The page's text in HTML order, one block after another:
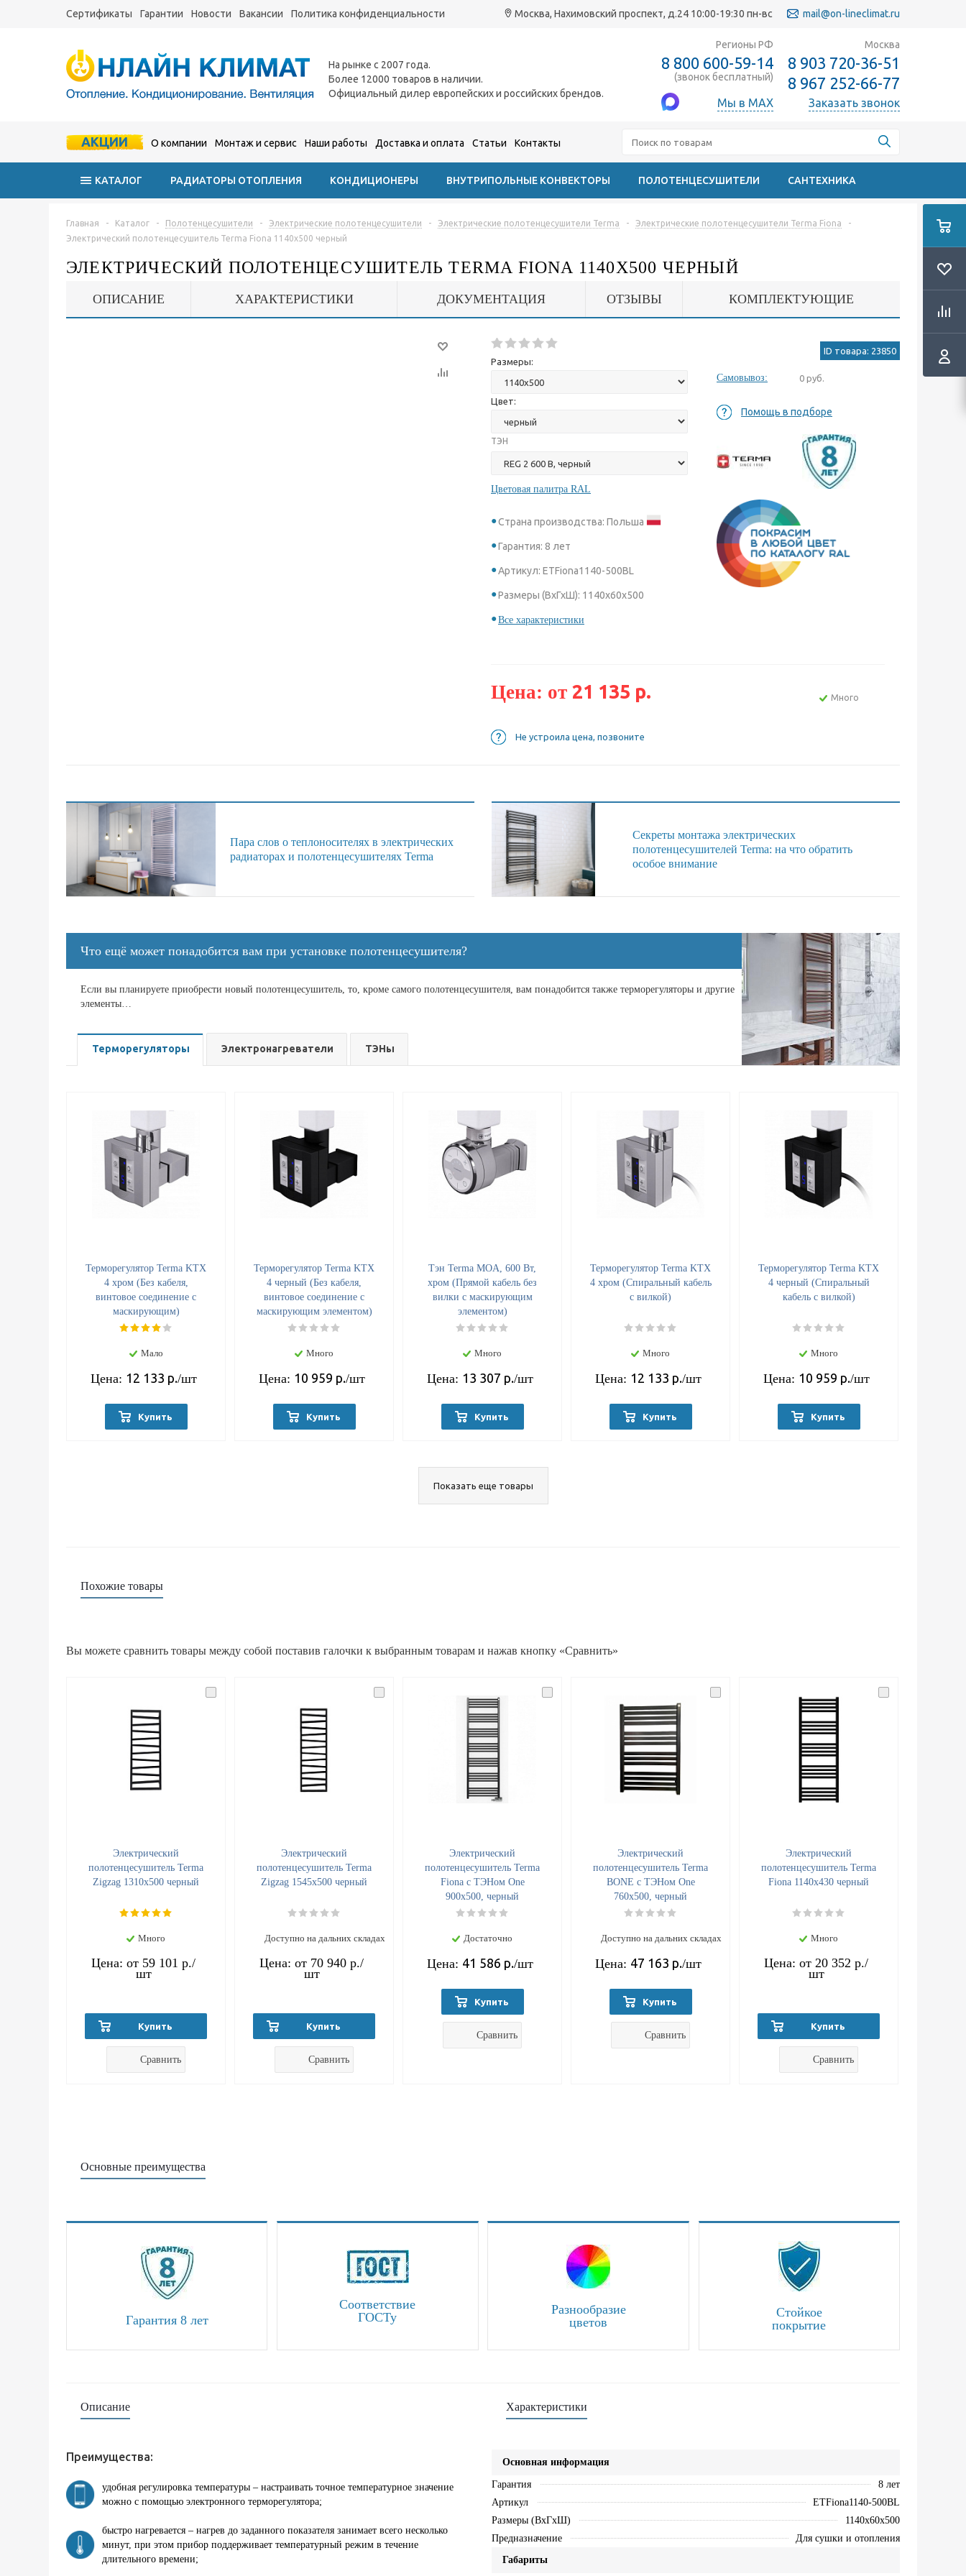
Сертификаты Гарантии Новости Вакансии Политика конфиденциальности Москва, Нахимовский проспект, д.24 10:00-19:30 пн-вс mail@on-lineclimat.ru
На рынке с 2007 года.
Более 12000 товаров в наличии.
Официальный дилер европейских и российских брендов.
Регионы РФ
8 800 600-59-14
(звонок бесплатный)
Мы в MAX
Москва
8 903 720-36-51
8 967 252-66-77
Заказать звонок
АКЦИИ О компании Монтаж и сервис Наши работы Доставка и оплата Статьи Контакты
КАТАЛОГ РАДИАТОРЫ ОТОПЛЕНИЯ КОНДИЦИОНЕРЫ ВНУТРИПОЛЬНЫЕ КОНВЕКТОРЫ ПОЛОТЕНЦЕСУШИТЕЛИ САНТЕХНИКА
Главная - Каталог - Полотенцесушители - Электрические полотенцесушители - Электрические полотенцесушители Terma - Электрические полотенцесушители Terma Fiona
-
Электрический полотенцесушитель Terma Fiona 1140x500 черный
ЭЛЕКТРИЧЕСКИЙ ПОЛОТЕНЦЕСУШИТЕЛЬ TERMA FIONA 1140X500 ЧЕРНЫЙ
ОПИСАНИЕ ХАРАКТЕРИСТИКИ ДОКУМЕНТАЦИЯ ОТЗЫВЫ КОМПЛЕКТУЮЩИЕ
Размеры:
Цвет:
ТЭН
Цветовая палитра RAL
Страна производства: Польша
Гарантия: 8 лет
Артикул: ETFiona1140-500BL
Размеры (ВхГхШ): 1140x60х500
Все характеристики
ID товара: 23850
Самовывоз: 0 руб.
Помощь в подборе
Цена: от 21 135 р. Много
Не устроила цена, позвоните
Пара слов о теплоносителях в электрических
радиаторах и полотенцесушителях Terma
Секреты монтажа электрических
полотенцесушителей Terma: на что обратить
особое внимание
Что ещё может понадобится вам при установке полотенцесушителя?
Если вы планируете приобрести новый полотенцесушитель, то, кроме самого полотенцесушителя, вам понадобится также терморегуляторы и другие
элементы…
Терморегуляторы Электронагреватели ТЭНы
Терморегулятор Terma KTX
4 хром (Без кабеля,
винтовое соединение с
маскирующим)
Мало
Цена: 12 133 р./шт
Купить
Терморегулятор Terma KTX
4 черный (Без кабеля,
винтовое соединение с
маскирующим элементом)
Много
Цена: 10 959 р./шт
Купить
Тэн Terma MOA, 600 Вт,
хром (Прямой кабель без
вилки с маскирующим
элементом)
Много
Цена: 13 307 р./шт
Купить
Терморегулятор Terma KTX
4 хром (Спиральный кабель
с вилкой)
Много
Цена: 12 133 р./шт
Купить
Терморегулятор Terma KTX
4 черный (Спиральный
кабель с вилкой)
Много
Цена: 10 959 р./шт
Купить
Показать еще товары
Похожие товары
Вы можете сравнить товары между собой поставив галочки к выбранным товарам и нажав кнопку «Сравнить»
Электрический
полотенцесушитель Terma
Zigzag 1310x500 черный
Много
Цена: от 59 101 р./
шт
Купить
Сравнить
Электрический
полотенцесушитель Terma
Zigzag 1545x500 черный
Доступно на дальних складах
Цена: от 70 940 р./
шт
Купить
Сравнить
Электрический
полотенцесушитель Terma
Fiona с ТЭНом One
900x500, черный
Достаточно
Цена: 41 586 р./шт
Купить
Сравнить
Электрический
полотенцесушитель Terma
BONE с ТЭНом One
760x500, черный
Доступно на дальних складах
Цена: 47 163 р./шт
Купить
Сравнить
Электрический
полотенцесушитель Terma
Fiona 1140x430 черный
Много
Цена: от 20 352 р./
шт
Купить
Сравнить
Основные преимущества
Гарантия 8 лет
Соответствие
ГОСТу
Разнообразие
цветов
Стойкое
покрытие
Описание
Преимущества:
удобная регулировка температуры – настраивать точное температурное значение
можно с помощью электронного терморегулятора;
быстро нагревается – нагрев до заданного показателя занимает всего несколько
минут, при этом прибор поддерживает температурный режим в течение
длительного времени;
Характеристики
Основная информация
Гарантия
8 лет
Артикул
ETFiona1140-500BL
Размеры (ВхГхШ)
1140x60х500
Предназначение
Для сушки и отопления
Габариты